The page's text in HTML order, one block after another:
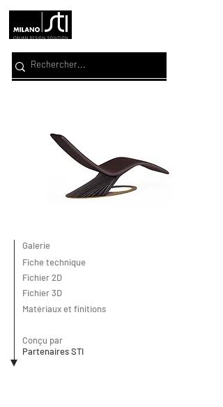
Galerie
Fiche technique
Fichier 2D
Fichier 3D
Matériaux et finitions
Conçu par
Partenaires STI